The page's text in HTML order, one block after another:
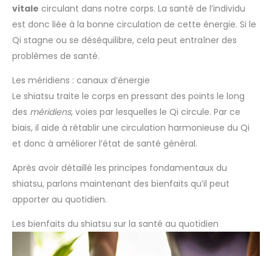
vitale circulant dans notre corps. La santé de l’individu
est donc liée à la bonne circulation de cette énergie. Si le
Qi stagne ou se déséquilibre, cela peut entraîner des
problèmes de santé.
Les méridiens : canaux d’énergie
Le shiatsu traite le corps en pressant des points le long
des méridiens, voies par lesquelles le Qi circule. Par ce
biais, il aide à rétablir une circulation harmonieuse du Qi
et donc à améliorer l’état de santé général.
Après avoir détaillé les principes fondamentaux du
shiatsu, parlons maintenant des bienfaits qu’il peut
apporter au quotidien.
Les bienfaits du shiatsu sur la santé au quotidien